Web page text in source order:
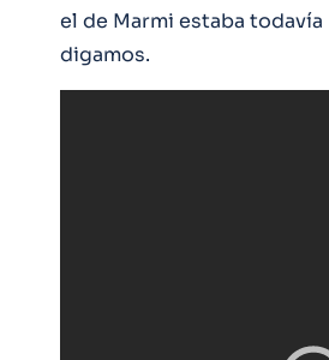
el de Marmi estaba todavía
digamos.